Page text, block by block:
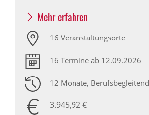
Mehr erfahren
16 Veranstaltungsorte
16 Termine ab 12.09.2026
12 Monate, Berufsbegleitend
3.945,92 €